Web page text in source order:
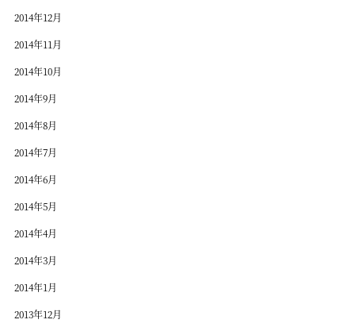
2014年12月
2014年11月
2014年10月
2014年9月
2014年8月
2014年7月
2014年6月
2014年5月
2014年4月
2014年3月
2014年1月
2013年12月